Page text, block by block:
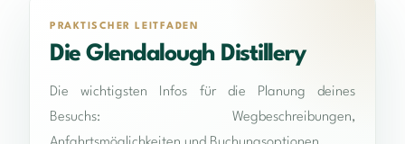
PRAKTISCHER LEITFADEN
Die Glendalough Distillery
Die wichtigsten Infos für die Planung deines
Besuchs: Wegbeschreibungen,